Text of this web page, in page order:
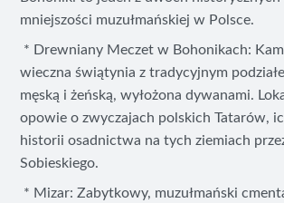
mniejszości muzułmańskiej w Polsce.
* Drewniany Meczet w Bohonikach:
wieczna świątynia z tradycyjnym
męską i żeńską, wyłożona dywanami.
opowie o zwyczajach polskich Tatarów,
historii osadnictwa na tych ziemiach przez
Sobieskiego.
* Mizar: Zabytkowy, muzułmański